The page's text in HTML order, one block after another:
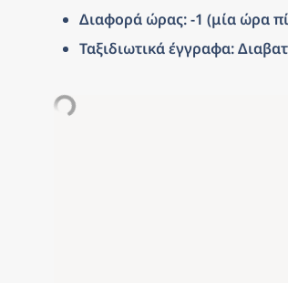
Διαφορά ώρας: -1 (μία ώρα
Ταξιδιωτικά έγγραφα: